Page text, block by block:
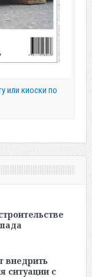
или киоски по
внедрить
ситуации с